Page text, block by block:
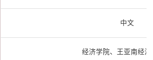
中文
经济学院、王亚南经